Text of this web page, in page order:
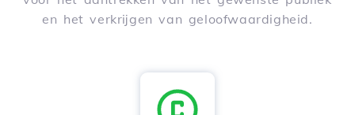
en het verkrijgen van geloofwaardigheid.